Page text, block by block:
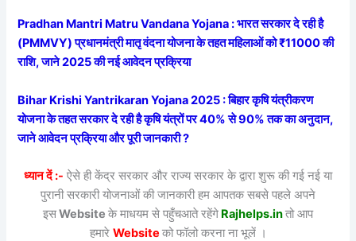
Pradhan Mantri Matru Vandana Yojana : भारत सरकार दे रही है
(PMMVY) प्रधानमंत्री मातृ वंदना योजना के तहत महिलाओं को ₹11000 की
राशि, जाने 2025 की नई आवेदन प्रक्रिया
Bihar Krishi Yantrikaran Yojana 2025 : बिहार कृषि यंत्रीकरण
योजना के तहत सरकार दे रही है कृषि यंत्रों पर 40% से 90% तक का अनुदान,
जाने आवेदन प्रक्रिया और पूरी जानकारी ?
ध्यान दें :- ऐसे ही केंद्र सरकार और राज्य सरकार के द्वारा शुरू की गई नई या
पुरानी सरकारी योजनाओं की जानकारी हम आपतक सबसे पहले अपने
इसWebsite के माधयम से पहुँचआते रहेंगे Rajhelps.inतो आप
हमारे Website को फॉलो करना ना भूलें ।